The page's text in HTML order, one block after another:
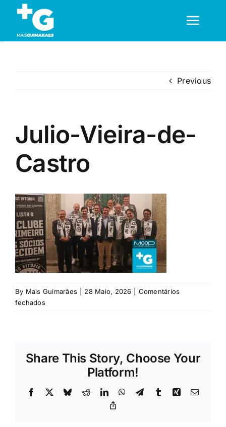
content
Desporto
Opinião
Região
Rubricas
Jornal
Revista
Previous
Julio-Vieira-de-
Castro
By Mais Guimarães 28 Maio, 2026
Comentários
fechadosem
Share This Story, Choose Your
Platform!
Facebook BlueskyRedditLinkedInWhatsApp
TelegramTumblrXing Email